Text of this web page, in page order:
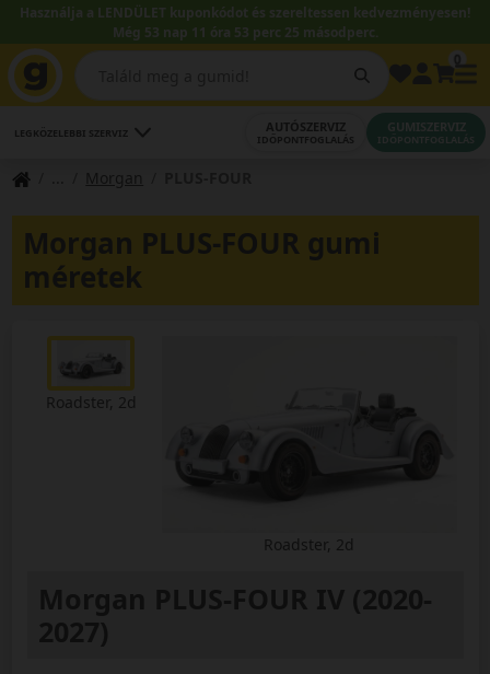
Használja a LENDÜLET kuponkódot és szereltessen kedvezményesen!
Még 53 nap 11 óra 53 perc 25 másodperc.
LEGKÖZELEBBI SZERVIZ AUTÓSZERVIZ
IDŐPONTFOGLALÁS
GUMISZERVIZ
IDŐPONTFOGLALÁS
Morgan
Morgan PLUS-FOUR gumi
méretek
Roadster, 2d
Roadster, 2d